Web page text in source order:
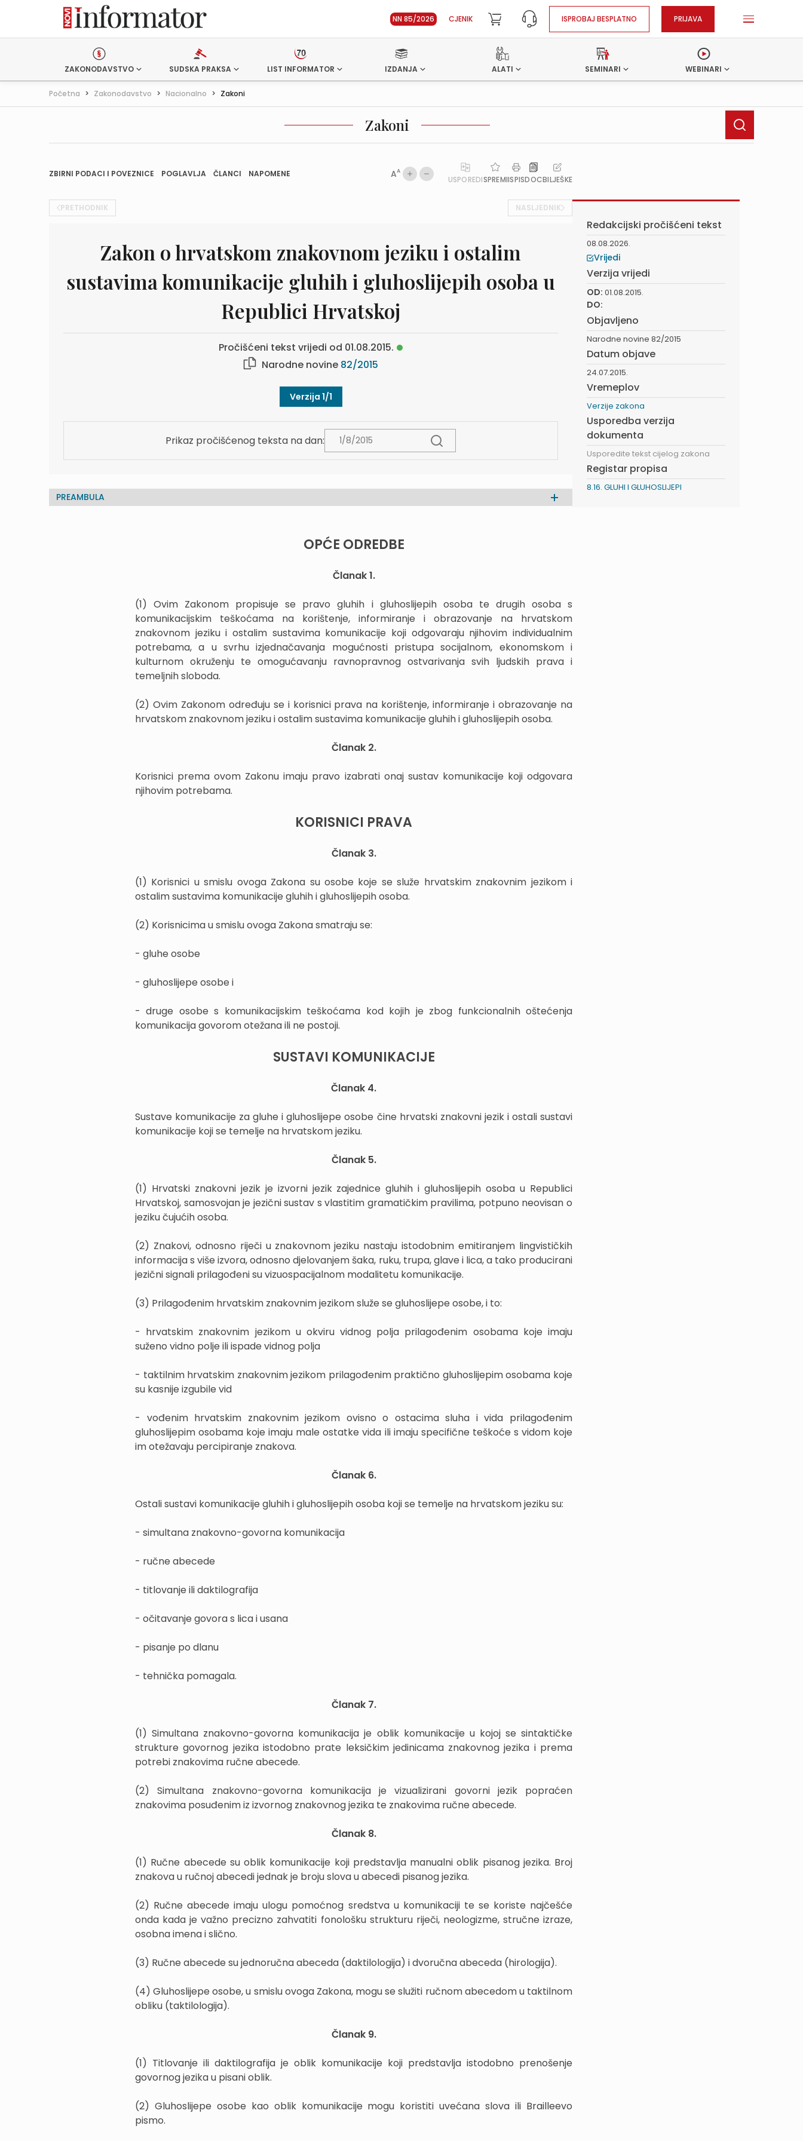
NN 85/2026 CJENIK ISPROBAJ BESPLATNO PRIJAVA
ZAKONODAVSTVO SUDSKA PRAKSA LIST INFORMATOR IZDANJA ALATI SEMINARI WEBINARI
Početna > Zakonodavstvo > Nacionalno > Zakoni
Zakoni
ZBIRNI PODACI I POVEZNICE POGLAVLJA ČLANCI NAPOMENE AA
USPOREDISPREMIISPISDOCBILJEŠKE
PRETHODNIK NASLJEDNIK
Zakon o hrvatskom znakovnom jeziku i ostalim
sustavima komunikacije gluhih i gluhoslijepih osoba u
Republici Hrvatskoj
Pročišćeni tekst vrijedi od 01.08.2015.
Narodne novine 82/2015
Verzija 1/1
Prikaz pročišćenog teksta na dan:
PREAMBULA
OPĆE ODREDBE
Članak 1.
(1) Ovim Zakonom propisuje se pravo gluhih i gluhoslijepih osoba te drugih osoba s
komunikacijskim teškoćama na korištenje, informiranje i obrazovanje na hrvatskom
znakovnom jeziku i ostalim sustavima komunikacije koji odgovaraju njihovim individualnim
potrebama, a u svrhu izjednačavanja mogućnosti pristupa socijalnom, ekonomskom i
kulturnom okruženju te omogućavanju ravnopravnog ostvarivanja svih ljudskih prava i
temeljnih sloboda.
(2) Ovim Zakonom određuju se i korisnici prava na korištenje, informiranje i obrazovanje na
hrvatskom znakovnom jeziku i ostalim sustavima komunikacije gluhih i gluhoslijepih osoba.
Članak 2.
Korisnici prema ovom Zakonu imaju pravo izabrati onaj sustav komunikacije koji odgovara
njihovim potrebama.
KORISNICI PRAVA
Članak 3.
(1) Korisnici u smislu ovoga Zakona su osobe koje se služe hrvatskim znakovnim jezikom i
ostalim sustavima komunikacije gluhih i gluhoslijepih osoba.
(2) Korisnicima u smislu ovoga Zakona smatraju se:
- gluhe osobe
- gluhoslijepe osobe i
- druge osobe s komunikacijskim teškoćama kod kojih je zbog funkcionalnih oštećenja
komunikacija govorom otežana ili ne postoji.
SUSTAVI KOMUNIKACIJE
Članak 4.
Sustave komunikacije za gluhe i gluhoslijepe osobe čine hrvatski znakovni jezik i ostali sustavi
komunikacije koji se temelje na hrvatskom jeziku.
Članak 5.
(1) Hrvatski znakovni jezik je izvorni jezik zajednice gluhih i gluhoslijepih osoba u Republici
Hrvatskoj, samosvojan je jezični sustav s vlastitim gramatičkim pravilima, potpuno neovisan o
jeziku čujućih osoba.
(2) Znakovi, odnosno riječi u znakovnom jeziku nastaju istodobnim emitiranjem lingvističkih
informacija s više izvora, odnosno djelovanjem šaka, ruku, trupa, glave i lica, a tako producirani
jezični signali prilagođeni su vizuospacijalnom modalitetu komunikacije.
(3) Prilagođenim hrvatskim znakovnim jezikom služe se gluhoslijepe osobe, i to:
- hrvatskim znakovnim jezikom u okviru vidnog polja prilagođenim osobama koje imaju
suženo vidno polje ili ispade vidnog polja
- taktilnim hrvatskim znakovnim jezikom prilagođenim praktično gluhoslijepim osobama koje
su kasnije izgubile vid
- vođenim hrvatskim znakovnim jezikom ovisno o ostacima sluha i vida prilagođenim
gluhoslijepim osobama koje imaju male ostatke vida ili imaju specifične teškoće s vidom koje
im otežavaju percipiranje znakova.
Članak 6.
Ostali sustavi komunikacije gluhih i gluhoslijepih osoba koji se temelje na hrvatskom jeziku su:
- simultana znakovno-govorna komunikacija
- ručne abecede
- titlovanje ili daktilografija
- očitavanje govora s lica i usana
- pisanje po dlanu
- tehnička pomagala.
Članak 7.
(1) Simultana znakovno-govorna komunikacija je oblik komunikacije u kojoj se sintaktičke
strukture govornog jezika istodobno prate leksičkim jedinicama znakovnog jezika i prema
potrebi znakovima ručne abecede.
(2) Simultana znakovno-govorna komunikacija je vizualizirani govorni jezik popraćen
znakovima posuđenim iz izvornog znakovnog jezika te znakovima ručne abecede.
Članak 8.
(1) Ručne abecede su oblik komunikacije koji predstavlja manualni oblik pisanog jezika. Broj
znakova u ručnoj abecedi jednak je broju slova u abecedi pisanog jezika.
(2) Ručne abecede imaju ulogu pomoćnog sredstva u komunikaciji te se koriste najčešće
onda kada je važno precizno zahvatiti fonološku strukturu riječi, neologizme, stručne izraze,
osobna imena i slično.
(3) Ručne abecede su jednoručna abeceda (daktilologija) i dvoručna abeceda (hirologija).
(4) Gluhoslijepe osobe, u smislu ovoga Zakona, mogu se služiti ručnom abecedom u taktilnom
obliku (taktilologija).
Članak 9.
(1) Titlovanje ili daktilografija je oblik komunikacije koji predstavlja istodobno prenošenje
govornog jezika u pisani oblik.
(2) Gluhoslijepe osobe kao oblik komunikacije mogu koristiti uvećana slova ili Brailleevo
pismo.
Redakcijski pročišćeni tekst
08.08.2026.
Vrijedi
Verzija vrijedi
OD: 01.08.2015.
DO:
Objavljeno
Narodne novine 82/2015
Datum objave
24.07.2015.
Vremeplov
Verzije zakona
Usporedba verzija
dokumenta
Usporedite tekst cijelog zakona
Registar propisa
8.16. GLUHI I GLUHOSLIJEPI